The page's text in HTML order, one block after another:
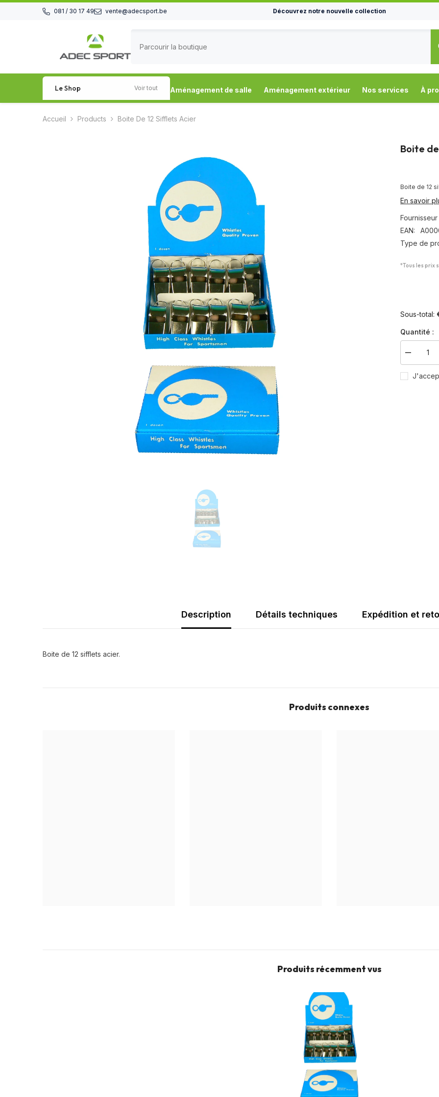
081 / 30 17 49
vente@adecsport.be Découvrez notre nouvelle collection
Le Shop Voir tout Aménagement de salle Aménagement extérieur Nos services À
Accueil Products Boite De 12 Sifflets Acier
Boite
Boite de 12
En savoir
Fournisseur
EAN:
Type de
*Tous les prix
Sous-total:
Quantité :
Diminuer
la
quantité
pour
Description Détails techniques Expédition et
Boite de 12 sifflets acier.
Produits connexes
Produits récemment vus